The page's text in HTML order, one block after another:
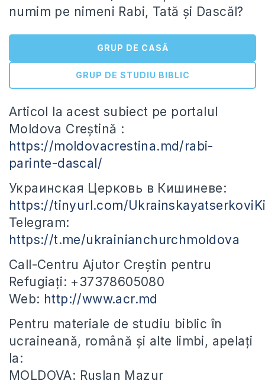
numim pe nimeni Rabi, Tată și Dascăl?
GRUP DE CASĂ
GRUP DE STUDIU BIBLIC
Articol la acest subiect pe portalul
Moldova Creștină :
https://moldovacrestina.md/rabi-
parinte-dascal/
Украинская Церковь в Кишиневе:
https://tinyurl.com/
Telegram:
https://t.me/ukrainianchurchmoldova
Call-Centru Ajutor Creștin pentru
Refugiați: +37378605080
Web: http://www.acr.md
Pentru materiale de studiu biblic în
ucraineană, română și alte limbi, apelați
la:
MOLDOVA: Ruslan Mazur